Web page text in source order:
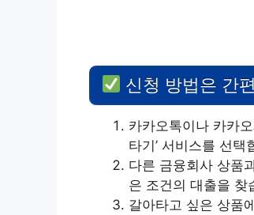
신청 방법은 간
카카오톡이나 카카오
타기’ 서비스를 선택
다른 금융회사 상품
은 조건의 대출을 찾
갈아타고 싶은 상품